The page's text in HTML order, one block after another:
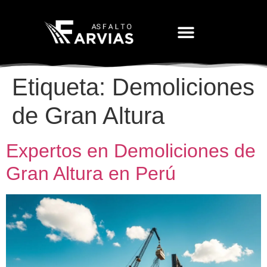
Etiqueta: Demoliciones
de Gran Altura
Expertos en Demoliciones de
Gran Altura en Perú